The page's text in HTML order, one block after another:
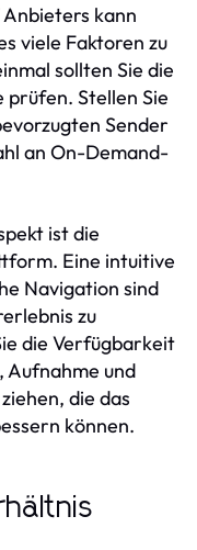
kann
viele Faktoren zu
sollten Sie die
Stellen Sie
Sender
an On-Demand-
ist die
Eine intuitive
Navigation sind
zu
die Verfügbarkeit
Aufnahme und
die das
können.